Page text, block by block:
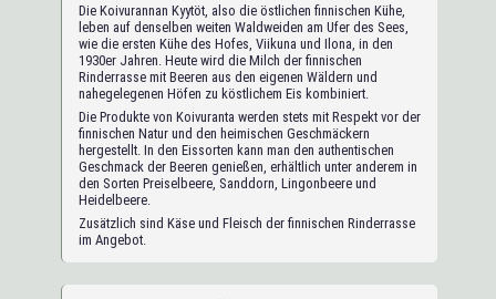
Die Koivurannan Kyytöt, also die östlichen finnischen Kühe,
leben auf denselben weiten Waldweiden am Ufer des Sees,
wie die ersten Kühe des Hofes, Viikuna und Ilona, in den
1930er Jahren. Heute wird die Milch der finnischen
Rinderrasse mit Beeren aus den eigenen Wäldern und
nahegelegenen Höfen zu köstlichem Eis kombiniert.
Die Produkte von Koivuranta werden stets mit Respekt vor der
finnischen Natur und den heimischen Geschmäckern
hergestellt. In den Eissorten kann man den authentischen
Geschmack der Beeren genießen, erhältlich unter anderem in
den Sorten Preiselbeere, Sanddorn, Lingonbeere und
Heidelbeere.
Zusätzlich sind Käse und Fleisch der finnischen Rinderrasse
im Angebot.